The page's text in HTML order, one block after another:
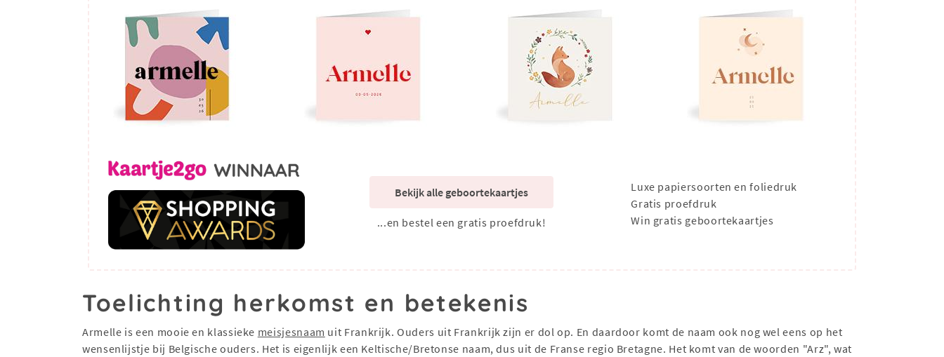
Bekijk alle geboortekaartjes
...en bestel een gratis proefdruk!
Luxe papiersoorten en foliedruk
Gratis proefdruk
Win gratis geboortekaartjes
Toelichting herkomst en betekenis
Armelle is een mooie en klassieke meisjesnaam uit Frankrijk. Ouders uit Frankrijk zijn er dol op. En daardoor komt de naam ook nog wel eens op het
wensenlijstje bij Belgische ouders. Het is eigenlijk een Keltische/Bretonse naam, dus uit de Franse regio Bretagne. Het komt van de woorden "Arz", wat